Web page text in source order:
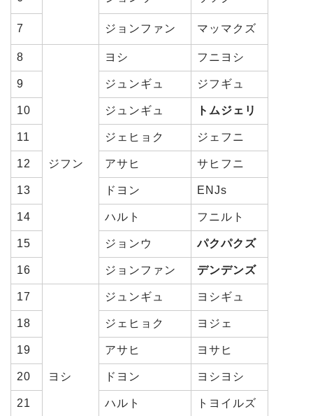
7 ジョンファン マッマクズ
8
ジフン
ヨシ フニヨシ
9 ジュンギュ ジフギュ
10 ジュンギュ トムジェリ
11 ジェヒョク ジェフニ
12 アサヒ サヒフニ
13 ドヨン ENJs
14 ハルト フニルト
15 ジョンウ パクパクズ
16 ジョンファン デンデンズ
17
ヨシ
ジュンギュ ヨシギュ
18 ジェヒョク ヨジェ
19 アサヒ ヨサヒ
20 ドヨン ヨシヨシ
21 ハルト トヨイルズ